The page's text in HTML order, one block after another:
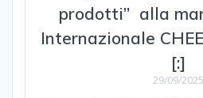
prodotti” alla
Internazionale
[:]
29/09/2025